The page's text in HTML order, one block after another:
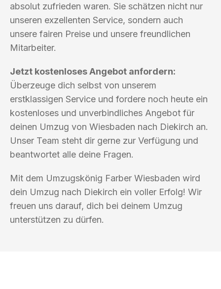
absolut zufrieden waren. Sie schätzen nicht nur
unseren exzellenten Service, sondern auch
unsere fairen Preise und unsere freundlichen
Mitarbeiter.
Jetzt kostenloses Angebot anfordern:
Überzeuge dich selbst von unserem
erstklassigen Service und fordere noch heute ein
kostenloses und unverbindliches Angebot für
deinen Umzug von Wiesbaden nach Diekirch an.
Unser Team steht dir gerne zur Verfügung und
beantwortet alle deine Fragen.
Mit dem Umzugskönig Farber Wiesbaden wird
dein Umzug nach Diekirch ein voller Erfolg! Wir
freuen uns darauf, dich bei deinem Umzug
unterstützen zu dürfen.